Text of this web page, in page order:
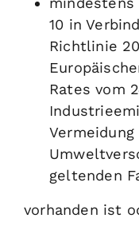
10 in
Richtlinie
Rates vom
geltenden
vorhanden ist